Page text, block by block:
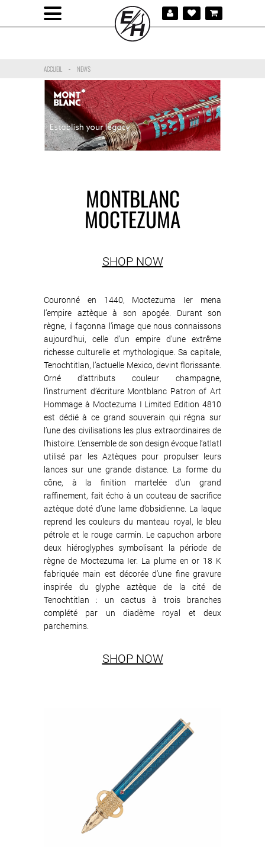
ACCUEIL - NEWS
MONTBLANC
MOCTEZUMA
SHOP NOW
Couronné en 1440, Moctezuma Ier mena
l’empire aztèque à son apogée. Durant son
règne, il façonna l’image que nous connaissons
aujourd’hui, celle d’un empire d’une extrême
richesse culturelle et mythologique. Sa capitale,
Tenochtitlan, l’actuelle Mexico, devint florissante.
Orné d’attributs couleur champagne,
l’instrument d’écriture Montblanc Patron of Art
Hommage à Moctezuma I Limited Edition 4810
est dédié à ce grand souverain qui régna sur
l’une des civilisations les plus extraordinaires de
l’histoire. L’ensemble de son design évoque l’atlatl
utilisé par les Aztèques pour propulser leurs
lances sur une grande distance. La forme du
cône, à la finition martelée d’un grand
raffinement, fait écho à un couteau de sacrifice
aztèque doté d’une lame d’obsidienne. La laque
reprend les couleurs du manteau royal, le bleu
pétrole et le rouge carmin. Le capuchon arbore
deux hiéroglyphes symbolisant la période de
règne de Moctezuma Ier. La plume en or 18 K
fabriquée main est décorée d’une fine gravure
inspirée du glyphe aztèque de la cité de
Tenochtitlan : un cactus à trois branches
complété par un diadème royal et deux
parchemins.
SHOP NOW